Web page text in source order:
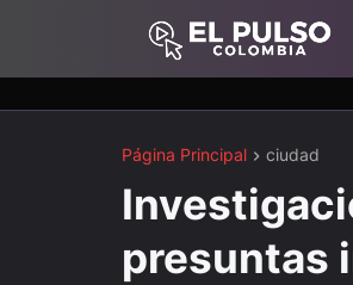
Página Principal ciudad
presuntas